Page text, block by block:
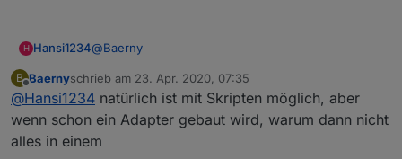
H Hansi1234@Baerny
das ist doch heute auch schon über Scripts
möglich. Sobald bei mir ein Einbruch gemeldet wird,
wird aus den Lautsprechern der Squeezebox ein
Alarm wiedergegeben.
Ist sowas mit dem Sonos oder Alexa Adapter nicht
Sorry, habe beides nicht
B
Offline
Baernyschrieb am 23. Apr. 2020, 07:35
zuletzt editiert von
@Hansi1234 natürlich ist mit Skripten möglich, aber
wenn schon ein Adapter gebaut wird, warum dann nicht
alles in einem